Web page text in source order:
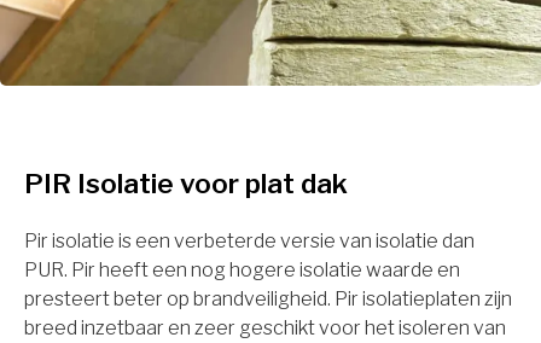
PIR Isolatie voor plat dak
Pir isolatie is een verbeterde versie van isolatie dan
PUR. Pir heeft een nog hogere isolatie waarde en
presteert beter op brandveiligheid. Pir isolatieplaten zijn
breed inzetbaar en zeer geschikt voor het isoleren van